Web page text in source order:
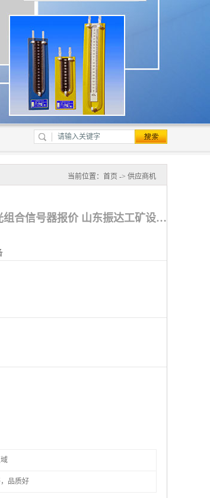
当前位置： 首页 -> 供应商机
邯郸矿用声光组合信号器 矿用声光组合信号器报价 山东振达工矿设备有限公司
品质好